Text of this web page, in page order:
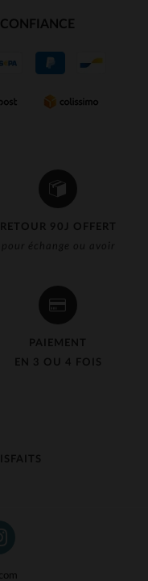
RETOUR 90J OFFERT
pour échange ou avoir
PAIEMENT
EN 3 OU 4 FOIS